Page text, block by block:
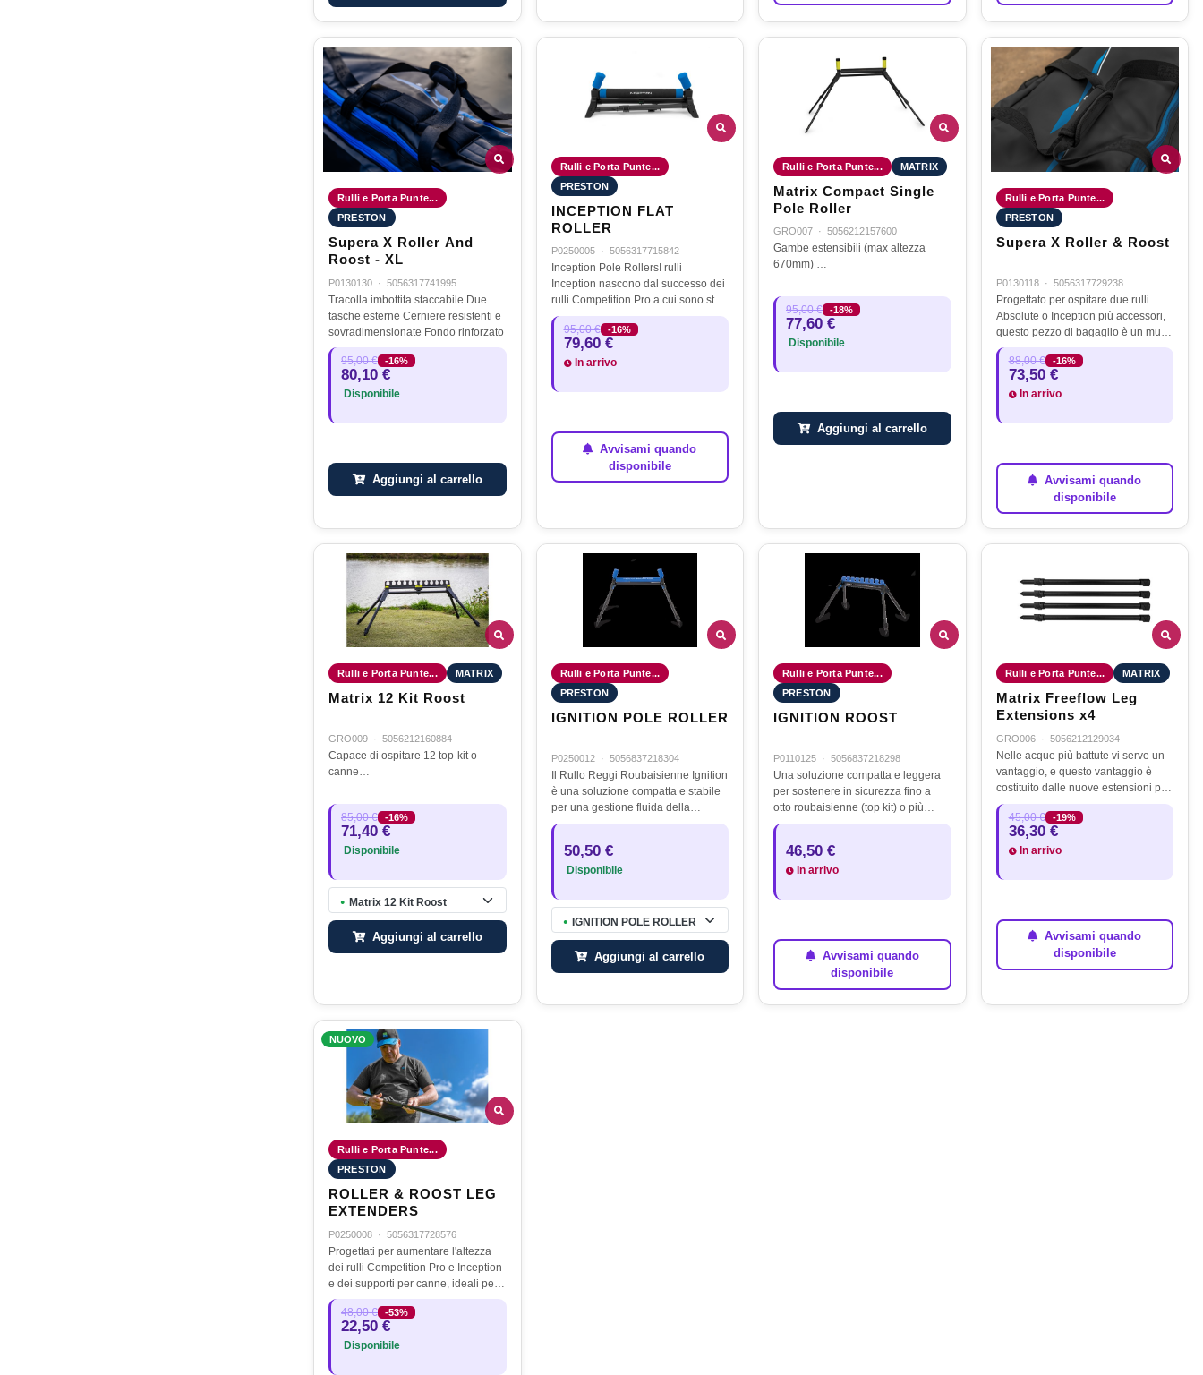
Rulli e Porta Punte...
PRESTON
Supera X Roller And
Roost - XL
P0130130 · 5056317741995
Tracolla imbottita staccabile Due
tasche esterne Cerniere resistenti e
sovradimensionate Fondo rinforzato
95,00 € -16%
80,10 €
Disponibile
Aggiungi al carrello
Rulli e Porta Punte...
PRESTON
INCEPTION FLAT
ROLLER
P0250005 · 5056317715842
Inception Pole RollersI rulli
Inception nascono dal successo dei
rulli Competition Pro a cui sono stati
apportati diverse soluzioni tecniche
migliorative. Tutte e tre le versioni
forniscono la…
95,00 € -16%
79,60 €
In arrivo
Avvisami quando
disponibile
Rulli e Porta Punte... MATRIX
Matrix Compact Single
Pole Roller
GRO007 · 5056212157600
Gambe estensibili (max altezza
670mm) …
95,00 € -18%
77,60 €
Disponibile
Aggiungi al carrello
Rulli e Porta Punte...
PRESTON
Supera X Roller & Roost
P0130118 · 5056317729238
Progettato per ospitare due rulli
Absolute o Inception più accessori,
questo pezzo di bagaglio è un must
per il pescatore di fiammiferi serio.
Caratterizzata da una spessa base
rinforzata e da forti…
88,00 € -16%
73,50 €
In arrivo
Avvisami quando
disponibile
Rulli e Porta Punte... MATRIX
Matrix 12 Kit Roost
GRO009 · 5056212160884
Capace di ospitare 12 top-kit o
canne…
85,00 € -16%
71,40 €
Disponibile
● Matrix 12 Kit Roost
Aggiungi al carrello
Rulli e Porta Punte...
PRESTON
IGNITION POLE ROLLER
P0250012 · 5056837218304
Il Rullo Reggi Roubaisienne Ignition
è una soluzione compatta e stabile
per una gestione fluida della
roubaisienne su qualsiasi tipo di
telescopiche pieghevoli, rulli…
50,50 €
Disponibile
● IGNITION POLE ROLLER
Aggiungi al carrello
Rulli e Porta Punte...
PRESTON
IGNITION ROOST
P0110125 · 5056837218298
Una soluzione compatta e leggera
per sostenere in sicurezza fino a
otto roubaisienne (top kit) o più
canne. Progettata con gambe
garantire stabilità anche su
sponde…
46,50 €
In arrivo
Avvisami quando
disponibile
Rulli e Porta Punte... MATRIX
Matrix Freeflow Leg
Extensions x4
GRO006 · 5056212129034
Nelle acque più battute vi serve un
vantaggio, e questo vantaggio è
costituito dalle nuove estensioni per
rulli Freeflow roller leg Extensions, il
cui unico limite è il cielo ! …
45,00 € -19%
36,30 €
In arrivo
Avvisami quando
disponibile
NUOVO
Rulli e Porta Punte...
PRESTON
ROLLER & ROOST LEG
EXTENDERS
P0250008 · 5056317728576
Progettati per aumentare l'altezza
dei rulli Competition Pro e Inception
e dei supporti per canne, ideali per
affrontare terreni irregolari.�
Design plug-in semplice con…
48,00 € -53%
22,50 €
Disponibile